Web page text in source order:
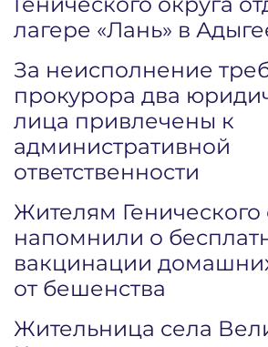
лагере «Лань» в
За неисполнение
прокурора два
лица привлечены к
административной
ответственности
Жителям Генического
напомнили о
вакцинации
от бешенства
Жительница села